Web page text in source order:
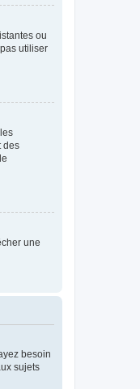
ou
utiliser
des
une
besoin
sujets